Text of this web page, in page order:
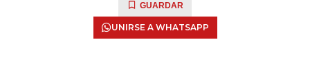
GUARDAR
UNIRSE A WHATSAPP